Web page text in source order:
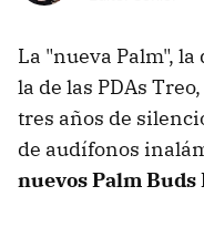
La "nueva Palm", la
la de las PDAs
tres años de
de audífonos
nuevos Palm Buds